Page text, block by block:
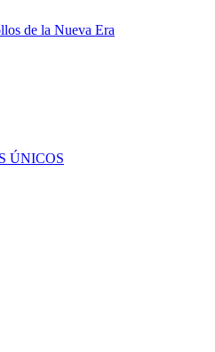
de la Nueva Era
ÚNICOS